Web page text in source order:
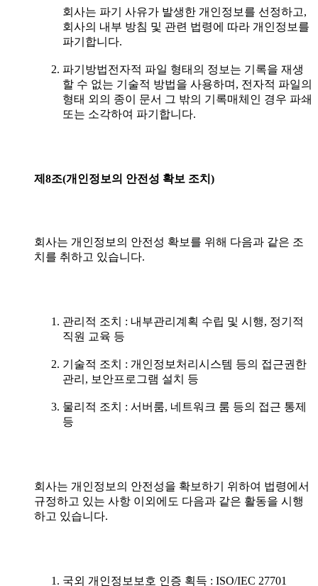
회사는 파기 사유가 발생한 개인정보를 선정하고,
회사의 내부 방침 및 관련 법령에 따라 개인정보를
파기합니다.
파기방법전자적 파일 형태의 정보는 기록을 재생
할 수 없는 기술적 방법을 사용하며, 전자적 파일의
형태 외의 종이 문서 그 밖의 기록매체인 경우 파쇄
또는 소각하여 파기합니다.
제8조(개인정보의 안전성 확보 조치)
회사는 개인정보의 안전성 확보를 위해 다음과 같은 조
치를 취하고 있습니다.
관리적 조치 : 내부관리계획 수립 및 시행, 정기적
직원 교육 등
기술적 조치 : 개인정보처리시스템 등의 접근권한
관리, 보안프로그램 설치 등
물리적 조치 : 서버룸, 네트워크 룸 등의 접근 통제
등
회사는 개인정보의 안전성을 확보하기 위하여 법령에서
규정하고 있는 사항 이외에도 다음과 같은 활동을 시행
하고 있습니다.
국외 개인정보보호 인증 획득 : ISO/IEC 27701